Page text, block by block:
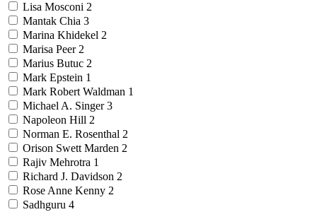
Lisa Mosconi 2
Mantak Chia 3
Marina Khidekel 2
Marisa Peer 2
Marius Butuc 2
Mark Epstein 1
Mark Robert Waldman 1
Michael A. Singer3
Napoleon Hill 2
Norman E. Rosenthal 2
Orison Swett Marden 2
Rajiv Mehrotra 1
Richard J. Davidson 2
Rose Anne Kenny 2
Sadhguru 4